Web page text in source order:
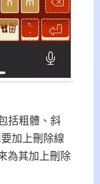
括粗體、斜
加上刪除線
為其加上刪除